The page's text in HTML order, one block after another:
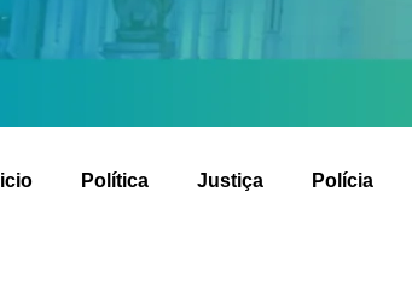
Política Justiça Polícia